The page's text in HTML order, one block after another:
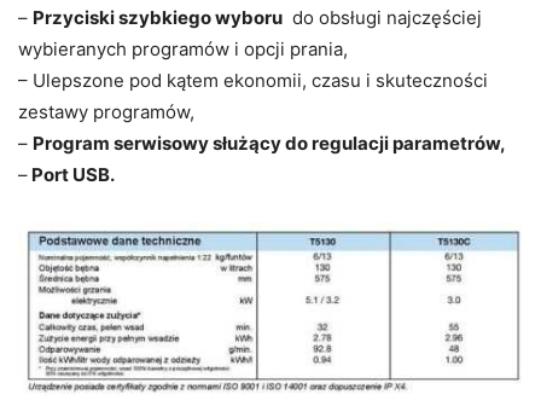
– Przyciski szybkiego wyboru do obsługi najczęściej
wybieranych programów i opcji prania,
– Ulepszone pod kątem ekonomii, czasu i skuteczności
zestawy programów,
– Program serwisowy służący do regulacji parametrów,
– Port USB.